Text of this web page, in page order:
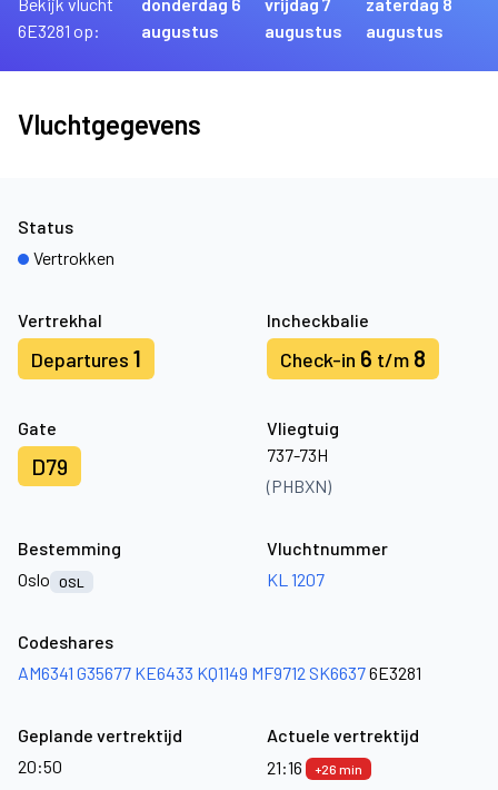
6E3281 op:
augustus
augustus
augustus
Vluchtgegevens
Vertrekhal
Departures 1
Incheckbalie
Check-in 6 t/m 8
Gate
D79
Vliegtuig
737-73H
(PHBXN)
Status
Vertrokken
Bestemming
Oslo
OSL
Vluchtnummer
KL 1207
Codeshares
AM6341 G35677 KE6433 KQ1149 MF9712 SK66376E3281
Geplande vertrektijd
20:50
Actuele vertrektijd
21:16
+26 min